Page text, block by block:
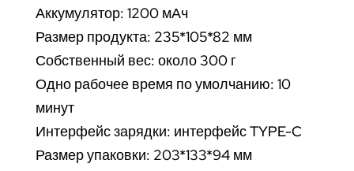
Аккумулятор: 1200 мАч
Размер продукта: 235*105*82 мм
Собственный вес: около 300 г
Одно рабочее время по умолчанию: 10
минут
Интерфейс зарядки: интерфейс TYPE-C
Размер упаковки: 203*133*94 мм